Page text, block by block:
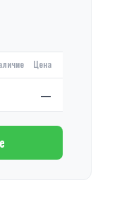
Цена
—